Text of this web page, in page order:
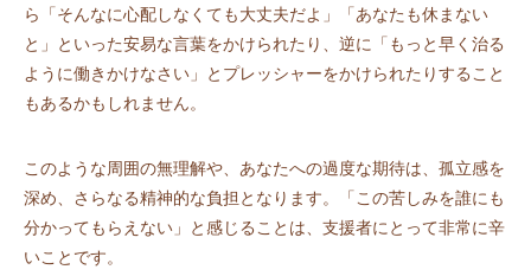
ら「そんなに心配しなくても大丈夫だよ」「あなたも休まない
と」といった安易な言葉をかけられたり、逆に「もっと早く治る
ように働きかけなさい」とプレッシャーをかけられたりすること
もあるかもしれません。
このような周囲の無理解や、あなたへの過度な期待は、孤立感を
深め、さらなる精神的な負担となります。「この苦しみを誰にも
分かってもらえない」と感じることは、支援者にとって非常に辛
いことです。